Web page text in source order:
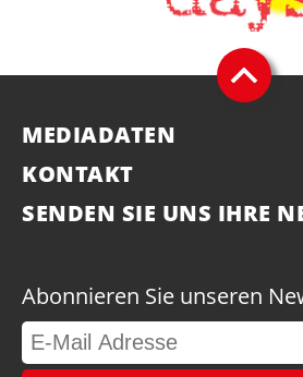
MEDIADATEN
KONTAKT
SENDEN SIE UNS IHRE
Abonnieren Sie unseren